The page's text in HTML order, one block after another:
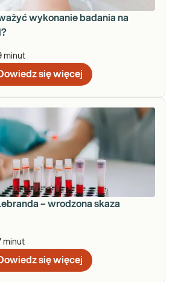
wykonanie badania na
minut
się więcej
– wrodzona skaza
minut
się więcej